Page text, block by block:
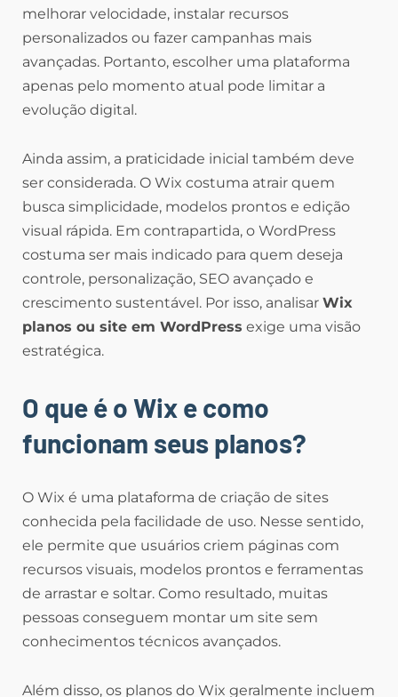
melhorar velocidade, instalar recursos
personalizados ou fazer campanhas mais
avançadas. Portanto, escolher uma plataforma
apenas pelo momento atual pode limitar a
evolução digital.
Ainda assim, a praticidade inicial também deve
ser considerada. O Wix costuma atrair quem
busca simplicidade, modelos prontos e edição
visual rápida. Em contrapartida, o WordPress
costuma ser mais indicado para quem deseja
controle, personalização, SEO avançado e
crescimento sustentável. Por isso, analisar Wix
planos ou site em WordPress exige uma visão
estratégica.
O que é o Wix e como
funcionam seus planos?
O Wix é uma plataforma de criação de sites
conhecida pela facilidade de uso. Nesse sentido,
ele permite que usuários criem páginas com
recursos visuais, modelos prontos e ferramentas
de arrastar e soltar. Como resultado, muitas
pessoas conseguem montar um site sem
conhecimentos técnicos avançados.
Além disso, os planos do Wix geralmente incluem